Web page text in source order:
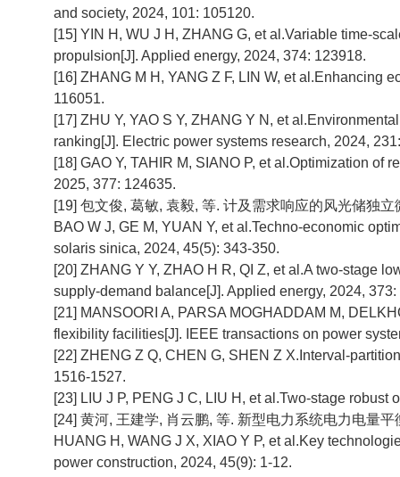
and society, 2024, 101: 105120.
[15] YIN H, WU J H, ZHANG G, et al.Variable time-
propulsion[J]. Applied energy, 2024, 374: 123918.
[16] ZHANG M H, YANG Z F, LIN W, et al.Enhancing
116051.
[17] ZHU Y, YAO S Y, ZHANG Y N, et
ranking[J]. Electric power systems research, 2024,
[18] GAO Y, TAHIR M, SIANO P, et al.Optimization of
2025, 377: 124635.
[19] 包文俊, 葛敏, 袁毅, 等. 计及需求响应的风光储独
BAO W J, GE M, YUAN Y, et al.Techno-economic
solaris sinica, 2024, 45(5): 343-350.
[20] ZHANG Y Y, ZHAO H R, QI Z, et al.A two-stage
supply-demand balance[J]. Applied energy, 2024,
[21] MANSOORI A, PARSA MOGHADDAM M,
flexibility facilities[J]. IEEE transactions on power
[22] ZHENG Z Q, CHEN G, SHEN Z X.Interval-
1516-1527.
[23] LIU J P, PENG J C, LIU H, et al.Two-stage
[24] 黄河, 王建学, 肖云鹏, 等. 新型电力系统电力电量
HUANG H, WANG J X, XIAO Y P, et al.Key
power construction, 2024, 45(9): 1-12.